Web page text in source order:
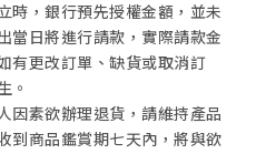
時，銀行預先授權金額，並未
當日將進行請款，實際請款金
有更改訂單、缺貨或取消訂
。
因素欲辦理退貨，請維持產品
到商品鑑賞期七天內，將與欲